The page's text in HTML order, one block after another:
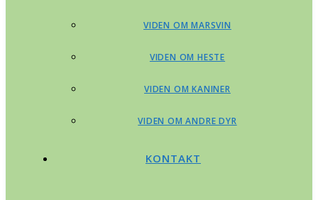
VIDEN OM MARSVIN
VIDEN OM HESTE
VIDEN OM KANINER
VIDEN OM ANDRE DYR
KONTAKT